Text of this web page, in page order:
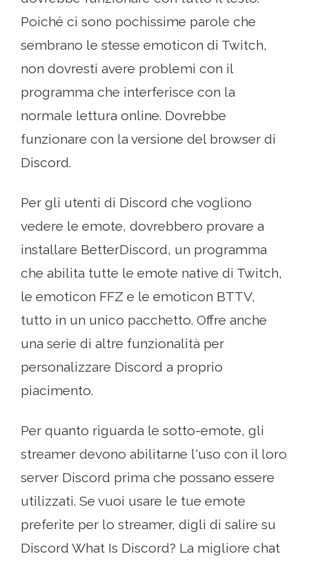
Poiché ci sono pochissime parole che
sembrano le stesse emoticon di Twitch,
non dovresti avere problemi con il
programma che interferisce con la
normale lettura online. Dovrebbe
funzionare con la versione del browser di
Discord.
Per gli utenti di Discord che vogliono
vedere le emote, dovrebbero provare a
installare BetterDiscord, un programma
che abilita tutte le emote native di Twitch,
le emoticon FFZ e le emoticon BTTV,
tutto in un unico pacchetto. Offre anche
una serie di altre funzionalità per
personalizzare Discord a proprio
piacimento.
Per quanto riguarda le sotto-emote, gli
streamer devono abilitarne l'uso con il loro
server Discord prima che possano essere
utilizzati. Se vuoi usare le tue emote
preferite per lo streamer, digli di salire su
Discord What Is Discord? La migliore chat